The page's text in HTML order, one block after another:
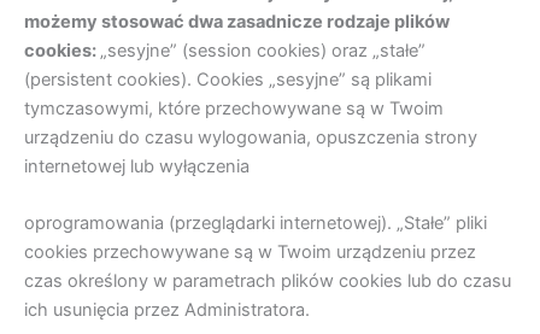
możemy stosować dwa zasadnicze rodzaje plików
cookies: „sesyjne” (session cookies) oraz „stałe”
(persistent cookies). Cookies „sesyjne” są plikami
tymczasowymi, które przechowywane są w Twoim
urządzeniu do czasu wylogowania, opuszczenia strony
internetowej lub wyłączenia
oprogramowania (przeglądarki internetowej). „Stałe” pliki
cookies przechowywane są w Twoim urządzeniu przez
czas określony w parametrach plików cookies lub do czasu
ich usunięcia przez Administratora.